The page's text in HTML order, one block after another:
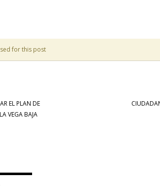
for this post
EL PLAN DE
VEGA BAJA